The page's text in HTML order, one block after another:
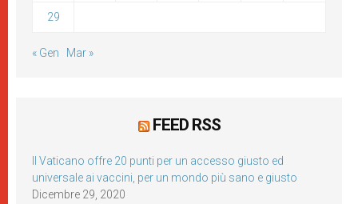
29
« Gen Mar »
FEED RSS
Il Vaticano offre 20 punti per un accesso giusto ed
universale ai vaccini, per un mondo più sano e giusto
Dicembre 29, 2020